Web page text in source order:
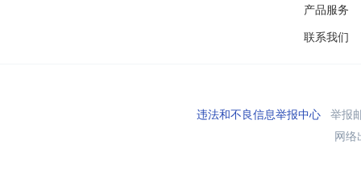
产品服务
联系我们
违法和不良信息举报中心举报
网